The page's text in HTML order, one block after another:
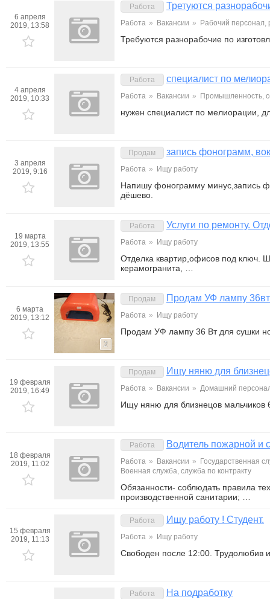
6 апреля
2019, 13:58
Работа Третуются
Работа » Вакансии » Рабочий персонал,
Требуются разнорабочие по
4 апреля
2019, 10:33
Работа специалист по
Работа » Вакансии » Промышленность,
нужен специалист по мелиорации,
3 апреля
2019, 9:16
Продам запись фонограмм,
Работа » Ищу работу
Напишу фонограмму минус,запись
дёшево.
19 марта
2019, 13:55
Работа Услуги по ремонту.
Работа » Ищу работу
Отделка квартир,офисов под ключ.
керамогранита, …
6 марта
2019, 13:12
2
Продам Продам УФ лампу 36вт
Работа » Ищу работу
Продам УФ лампу 36 Вт для сушки
19 февраля
2019, 16:49
Продам Ищу няню для
Работа » Вакансии » Домашний
Ищу няню для близнецов
18 февраля
2019, 11:02
Работа Водитель пожарной и
Работа » Вакансии »
Государственная
Военная служба, служба по контракту
Обязанности- соблюдать правила
производственной санитарии; …
15 февраля
2019, 11:13
Работа Ищу работу ! Студент.
Работа » Ищу работу
Свободен после 12:00. Трудолюбив
Работа На подработку